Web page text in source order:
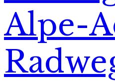
Alpe-